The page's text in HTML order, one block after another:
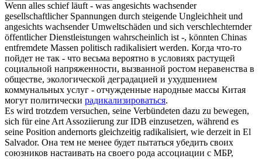
Wenn alles schief läuft - was angesichts wachsender
gesellschaftlicher Spannungen durch steigende Ungleichheit und
angesichts wachsender Umweltschäden und sich verschlechternder
öffentlicher Dienstleistungen wahrscheinlich ist -, könnten Chinas
entfremdete Massen politisch radikalisiertwerden. Когда что-то
пойдет не так - что весьма вероятно в условиях растущей
социальной напряженности, вызванной ростом неравенства в
обществе, экологической деградацией и ухудшением
коммунальных услуг - отчужденные народные массы Китая
могут политически радикализироваться.
Es wird trotzdem versuchen, seine Verbündeten dazu zu bewegen,
sich für eine Art Assoziierung zur IDB einzusetzen, während es
seine Position andernorts gleichzeitig radikalisiert, wie derzeit in El
Salvador. Она тем не менее будет пытаться убедить своих
союзников настаивать на своего рода ассоциации с МБР,